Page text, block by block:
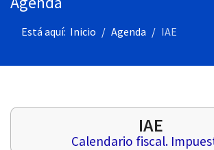
Está aquí: Inicio Agenda IAE
IAE
Calendario fiscal.